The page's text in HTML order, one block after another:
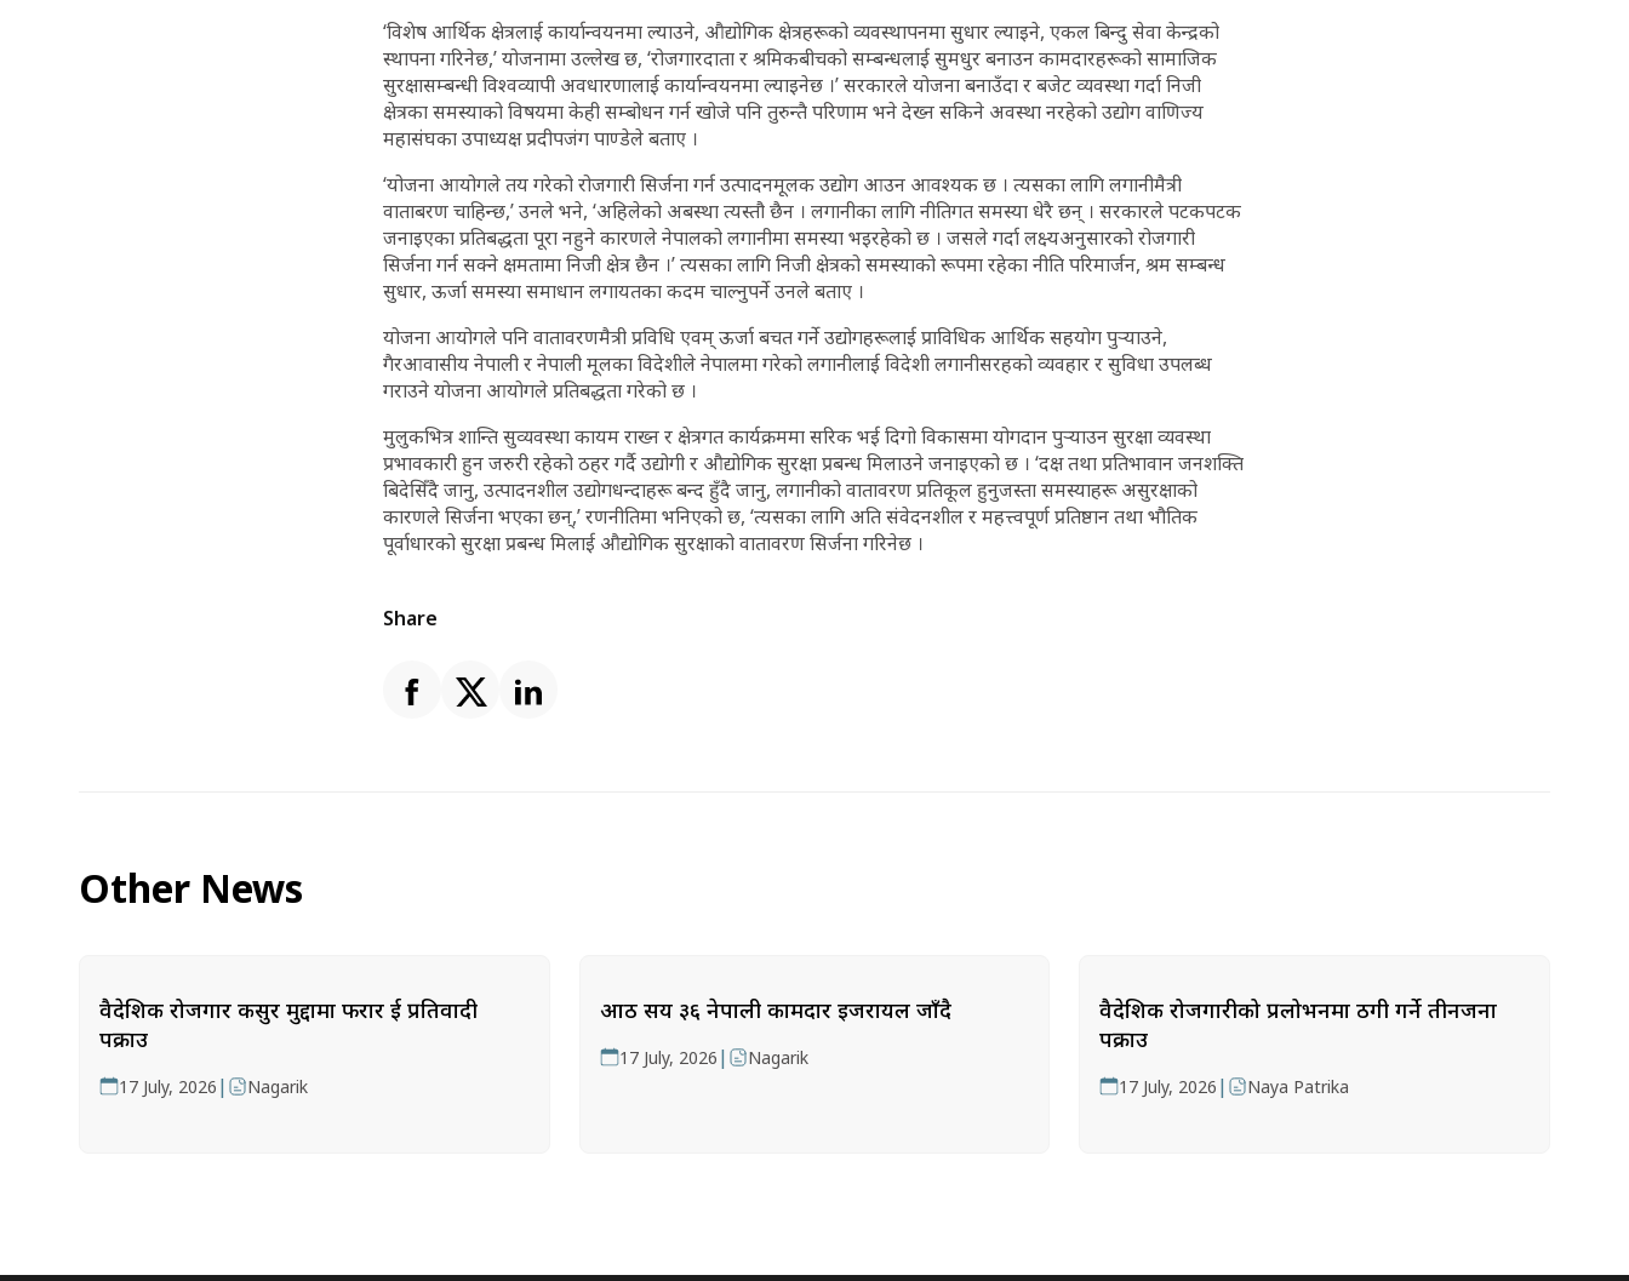
‘विशेष आर्थिक क्षेत्रलाई कार्यान्वयनमा ल्याउने, औद्योगिक क्षेत्रहरूको व्यवस्थापनमा सुधार ल्याइने, एकल बिन्दु सेवा केन्द्रको
स्थापना गरिनेछ,’ योजनामा उल्लेख छ, ‘रोजगारदाता र श्रमिकबीचको सम्बन्धलाई सुमधुर बनाउन कामदारहरूको सामाजिक
सुरक्षासम्बन्धी विश्वव्यापी अवधारणालाई कार्यान्वयनमा ल्याइनेछ ।’ सरकारले योजना बनाउँदा र बजेट व्यवस्था गर्दा निजी
क्षेत्रका समस्याको विषयमा केही सम्बोधन गर्न खोजे पनि तुरुन्तै परिणाम भने देख्न सकिने अवस्था नरहेको उद्योग वाणिज्य
महासंघका उपाध्यक्ष प्रदीपजंग पाण्डेले बताए ।
‘योजना आयोगले तय गरेको रोजगारी सिर्जना गर्न उत्पादनमूलक उद्योग आउन आवश्यक छ । त्यसका लागि लगानीमैत्री
वाताबरण चाहिन्छ,’ उनले भने, ‘अहिलेको अबस्था त्यस्तौ छैन । लगानीका लागि नीतिगत समस्या धेरै छन् । सरकारले पटकपटक
जनाइएका प्रतिबद्धता पूरा नहुने कारणले नेपालको लगानीमा समस्या भइरहेको छ । जसले गर्दा लक्ष्यअनुसारको रोजगारी
सिर्जना गर्न सक्ने क्षमतामा निजी क्षेत्र छैन ।’ त्यसका लागि निजी क्षेत्रको समस्याको रूपमा रहेका नीति परिमार्जन, श्रम सम्बन्ध
सुधार, ऊर्जा समस्या समाधान लगायतका कदम चाल्नुपर्ने उनले बताए ।
योजना आयोगले पनि वातावरणमैत्री प्रविधि एवम् ऊर्जा बचत गर्ने उद्योगहरूलाई प्राविधिक आर्थिक सहयोग पुर्‍याउने,
गैरआवासीय नेपाली र नेपाली मूलका विदेशीले नेपालमा गरेको लगानीलाई विदेशी लगानीसरहको व्यवहार र सुविधा उपलब्ध
गराउने योजना आयोगले प्रतिबद्धता गरेको छ ।
मुलुकभित्र शान्ति सुव्यवस्था कायम राख्न र क्षेत्रगत कार्यक्रममा सरिक भई दिगो विकासमा योगदान पुर्‍याउन सुरक्षा व्यवस्था
प्रभावकारी हुन जरुरी रहेको ठहर गर्दै उद्योगी र औद्योगिक सुरक्षा प्रबन्ध मिलाउने जनाइएको छ । ‘दक्ष तथा प्रतिभावान जनशक्ति
बिदेसिँदै जानु, उत्पादनशील उद्योगधन्दाहरू बन्द हुँदै जानु, लगानीको वातावरण प्रतिकूल हुनुजस्ता समस्याहरू असुरक्षाको
कारणले सिर्जना भएका छन्,’ रणनीतिमा भनिएको छ, ‘त्यसका लागि अति संवेदनशील र महत्त्वपूर्ण प्रतिष्ठान तथा भौतिक
पूर्वाधारको सुरक्षा प्रबन्ध मिलाई औद्योगिक सुरक्षाको वातावरण सिर्जना गरिनेछ ।
Share
Other News
वैदेशिक रोजगार कसुर मुद्दामा फरार दुई प्रतिवादी
पक्राउ
17 July, 2026 | Nagarik
आठ सय ३६ नेपाली कामदार इजरायल जाँदै
17 July, 2026 | Nagarik
वैदेशिक रोजगारीको प्रलोभनमा ठगी गर्ने तीनजना
पक्राउ
17 July, 2026 | Naya Patrika